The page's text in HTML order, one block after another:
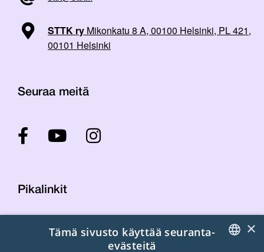
STTK ry Mikonkatu 8 A, 00100 Helsinki, PL 421,
00101 Helsinki
Seuraa meitä
Pikalinkit
Yhteystiedot
×
Tämä sivusto käyttää seuranta-
evästeitä